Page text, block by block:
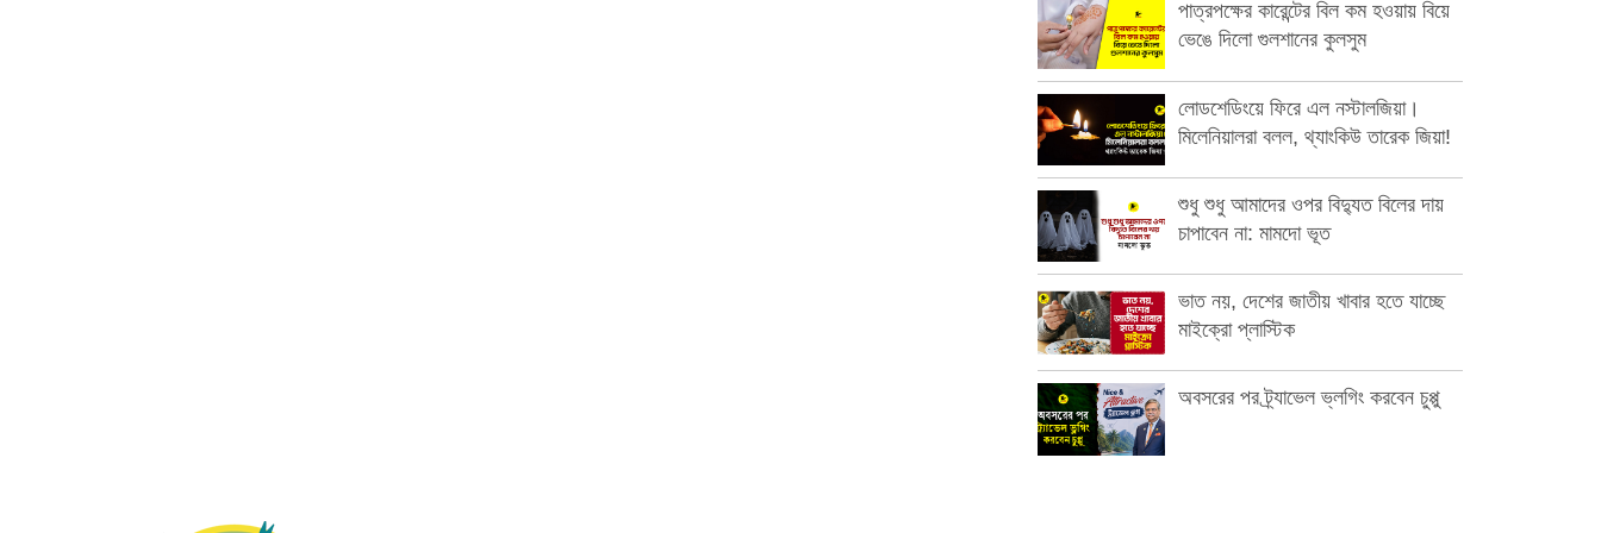
পাত্রপক্ষের কারেন্টের বিল কম হওয়ায় বিয়ে
ভেঙে দিলো গুলশানের কুলসুম
লোডশেডিংয়ে ফিরে এল নস্টালজিয়া।
মিলেনিয়ালরা বলল, থ্যাংকিউ তারেক জিয়া!
শুধু শুধু আমাদের ওপর বিদ্যুত বিলের দায়
চাপাবেন না: মামদো ভূত
ভাত নয়, দেশের জাতীয় খাবার হতে যাচ্ছে
মাইক্রো প্লাস্টিক
অবসরের পর ট্র্যাভেল ভ্লগিং করবেন চুপ্পু